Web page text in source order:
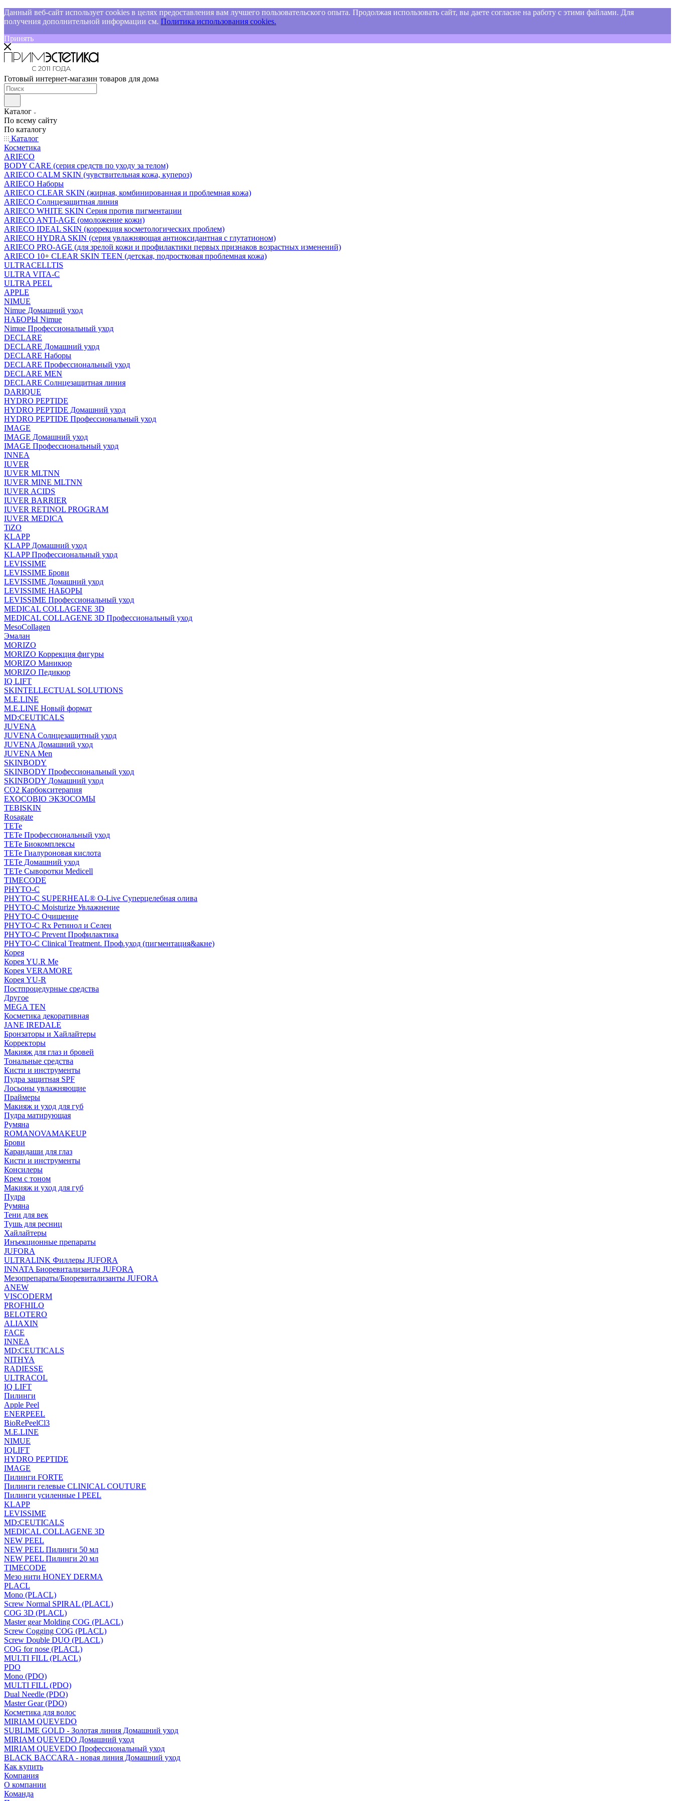
Данный веб-сайт использует cookies в целях предоставления вам лучшего пользовательского опыта. Продолжая использовать сайт, вы даете согласие на работу с этими файлами. Для
получения дополнительной информации см. Политика использования cookies.
Принять
Готовый интернет-магазин товаров для дома
Каталог
По всему сайту
По каталогу
Каталог
Косметика
ARIECO
BODY CARE (серия средств по уходу за телом)
ARIECO CALM SKIN (чувствительная кожа, купероз)
ARIECO Наборы
ARIECO CLEAR SKIN (жирная, комбинированная и проблемная кожа)
ARIECO Солнцезащитная линия
ARIECO WHITE SKIN Серия против пигментации
ARIECO ANTI-AGE (омоложение кожи)
ARIECO IDEAL SKIN (коррекция косметологических проблем)
ARIECO HYDRA SKIN (серия увлажняющая антиоксидантная с глутатионом)
ARIECO PRO-AGE (для зрелой кожи и профилактики первых признаков возрастных изменений)
ARIECO 10+ CLEAR SKIN TEEN (детская, подростковая проблемная кожа)
ULTRACELLTIS
ULTRA VITA-C
ULTRA PEEL
APPLE
NIMUE
Nimue Домашний уход
НАБОРЫ Nimue
Nimue Профессиональный уход
DECLARE
DECLARE Домашний уход
DECLARE Наборы
DECLARE Профессиональный уход
DECLARE MEN
DECLARE Солнцезащитная линия
DARIQUE
HYDRO PEPTIDE
HYDRO PEPTIDE Домашний уход
HYDRO PEPTIDE Профессиональный уход
IMAGE
IMAGE Домашний уход
IMAGE Профессиональный уход
INNEA
IUVER
IUVER MLTNN
IUVER MINE MLTNN
IUVER ACIDS
IUVER BARRIER
IUVER RETINOL PROGRAM
IUVER MEDICA
TiZO
KLAPP
KLAPP Домашний уход
KLAPP Профессиональный уход
LEVISSIME
LEVISSIME Брови
LEVISSIME Домашний уход
LEVISSIME НАБОРЫ
LEVISSIME Профессиональный уход
MEDICAL COLLAGENE 3D
MEDICAL COLLAGENE 3D Профессиональный уход
MesoCollagen
Эмалан
MORIZO
MORIZO Коррекция фигуры
MORIZO Маникюр
MORIZO Педикюр
IQ LIFT
SKINTELLECTUAL SOLUTIONS
M.E.LINE
M.E.LINE Новый формат
MD:CEUTICALS
JUVENA
JUVENA Солнцезащитный уход
JUVENA Домашний уход
JUVENA Men
SKINBODY
SKINBODY Профессиональный уход
SKINBODY Домашний уход
CO2 Карбокситерапия
EXOCOBIO ЭКЗОСОМЫ
TEBISKIN
Rosagate
TETe
TETe Профессиональный уход
TETe Биокомплексы
TETe Гиалуроновая кислота
TETe Домашний уход
TETe Сыворотки Medicell
TIMECODE
PHYTO-C
PHYTO-C SUPERHEAL® O-Live Суперцелебная олива
PHYTO-C Moisturize Увлажнение
PHYTO-C Очищение
PHYTO-C Rx Ретинол и Селен
PHYTO-C Prevent Профилактика
PHYTO-C Clinical Treatment. Проф.уход (пигментация&акне)
Корея
Корея YU.R Me
Корея VERAMORE
Корея YU-R
Постпроцедурные средства
Другое
MEGA TEN
Косметика декоративная
JANE IREDALE
Бронзаторы и Хайлайтеры
Корректоры
Макияж для глаз и бровей
Тональные средства
Кисти и инструменты
Пудра защитная SPF
Лосьоны увлажняющие
Праймеры
Макияж и уход для губ
Пудра матирующая
Румяна
ROMANOVAMAKEUP
Брови
Карандаши для глаз
Кисти и инструменты
Консилеры
Крем с тоном
Макияж и уход для губ
Пудра
Румяна
Тени для век
Тушь для ресниц
Хайлайтеры
Инъекционные препараты
JUFORA
ULTRALINK Филлеры JUFORA
INNATA Биоревитализанты JUFORA
Мезопрепараты/Биоревитализанты JUFORA
ANEW
VISCODERM
PROFHILO
BELOTERO
ALIAXIN
FACE
INNEA
MD:CEUTICALS
NITHYA
RADIESSE
ULTRACOL
IQ LIFT
Пилинги
Apple Peel
ENERPEEL
BioRePeelCl3
M.E.LINE
NIMUE
IQLIFT
HYDRO PEPTIDE
IMAGE
Пилинги FORTE
Пилинги гелевые CLINICAL COUTURE
Пилинги усиленные I PEEL
KLAPP
LEVISSIME
MD:CEUTICALS
MEDICAL COLLAGENE 3D
NEW PEEL
NEW PEEL Пилинги 50 мл
NEW PEEL Пилинги 20 мл
TIMECODE
Мезо нити HONEY DERMA
PLACL
Mono (PLACL)
Screw Normal SPIRAL (PLACL)
COG 3D (PLACL)
Master gear Molding COG (PLACL)
Screw Cogging COG (PLACL)
Screw Double DUO (PLACL)
COG for nose (PLACL)
MULTI FILL (PLACL)
PDO
Mono (PDO)
MULTI FILL (PDO)
Dual Needle (PDO)
Master Gear (PDO)
Косметика для волос
MIRIAM QUEVEDO
SUBLIME GOLD - Золотая линия Домашний уход
MIRIAM QUEVEDO Домашний уход
MIRIAM QUEVEDO Профессиональный уход
BLACK BACCARA - новая линия Домашний уход
Как купить
Компания
О компании
Команда